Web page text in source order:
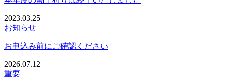
2023.03.25
お知らせ
お申込み前にご確認ください
2026.07.12
重要